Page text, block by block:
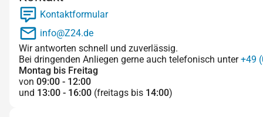
Kontaktformular
info@Z24.de
Wir antworten schnell und zuverlässig.
Bei dringenden Anliegen gerne auch telefonisch unter+49
Montag bis Freitag
von 09:00 - 12:00
und 13:00 - 16:00 (freitags bis 14:00)